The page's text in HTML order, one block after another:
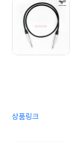
상품링크